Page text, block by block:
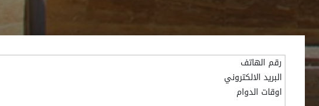
رقم الهاتف
البريد الالكتروني
اوقات الدوام